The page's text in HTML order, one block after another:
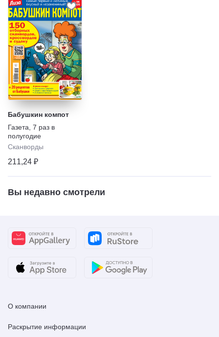
Бабушкин компот
Газета 7 раз в
полугодие
Сканворды
211,24 ₽
Вы недавно смотрели
О компании
Раскрытие информации